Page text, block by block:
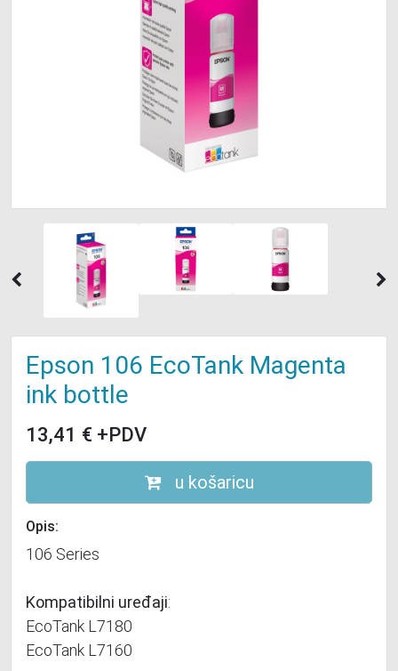
Previous
Epson 106 EcoTank Magenta
ink bottle
13,41 € +PDV
u košaricu
Opis:
106 Series
Kompatibilni uređaji:
EcoTank L7180
EcoTank L7160